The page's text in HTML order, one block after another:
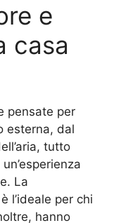
e
casa
pensate per
esterna, dal
tutto
La
l’ideale per chi
hanno